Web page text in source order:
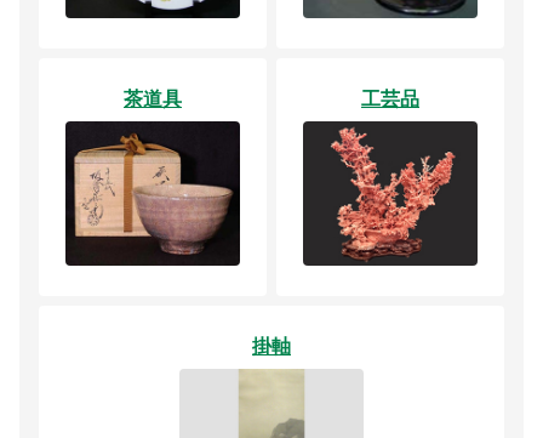
茶道具 工芸品
掛軸